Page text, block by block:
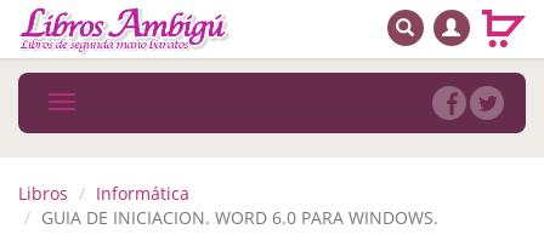
MENÚ PRINCIPAL
Novedades
BUSCAR
Toggle
navigation
Libros
Informática
GUIA DE INICIACION. WORD 6.0 PARA WINDOWS.